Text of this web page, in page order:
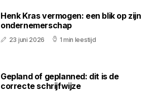
Henk Kras vermogen: een blik op zijn
ondernemerschap
23 juni 2026 1 min leestijd
Gepland of geplanned: dit is de
correcte schrijfwijze